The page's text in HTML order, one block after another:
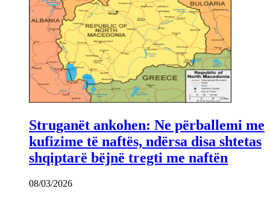
Struganët ankohen: Ne përballemi me
kufizime të naftës, ndërsa disa shtetas
shqiptarë bëjnë tregti me naftën
08/03/2026